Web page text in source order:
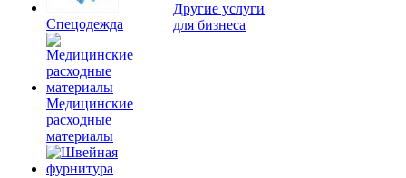
Спецодежда
Медицинские
расходные
материалы
Другие услуги
для бизнеса